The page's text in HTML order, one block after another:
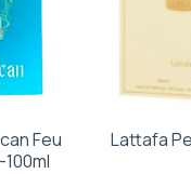
Feu
Lattafa